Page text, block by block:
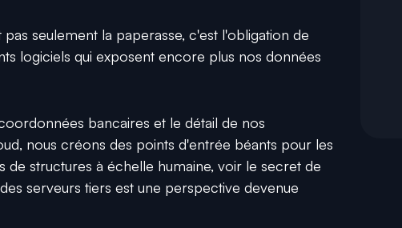
seulement la paperasse, c'est l'obligation de
logiciels qui exposent encore plus nos données
bancaires et le détail de nos
nous créons des points d'entrée béants pour les
de structures à échelle humaine, voir le secret de
serveurs tiers est une perspective devenue